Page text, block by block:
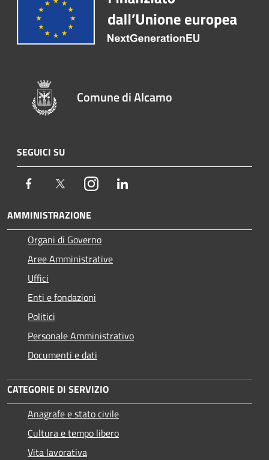
Comune di Alcamo
SEGUICI SU
Facebook TwitterInstagram
AMMINISTRAZIONE
Organi di Governo
Aree Amministrative
Uffici
Enti e fondazioni
Politici
Personale Amministrativo
Documenti e dati
CATEGORIE DI SERVIZIO
Anagrafe e stato civile
Cultura e tempo libero
Vita lavorativa